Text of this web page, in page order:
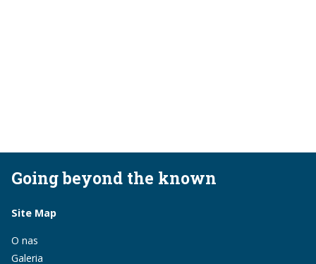
Going beyond the known
Site Map
O nas
Galeria